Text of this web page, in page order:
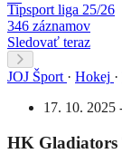
Tipsport liga 25/26
346 záznamov
Sledovať teraz
JOJ Šport · Hokej ·
17. 10. 2025
HK Gladiators